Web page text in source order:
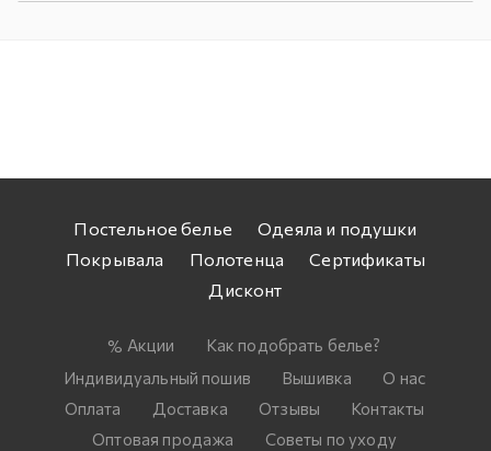
Постельное белье
Одеяла и подушки
Покрывала
Полотенца
Сертификаты
Дисконт
Акции
Как подобрать белье?
Индивидуальный пошив
Вышивка
О нас
Оплата
Доставка Отзывы
Контакты
Оптовая продажа
Советы по уходу